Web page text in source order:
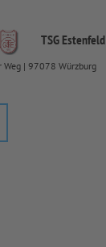
TSG Estenfeld
Weg | 97078 Würzburg